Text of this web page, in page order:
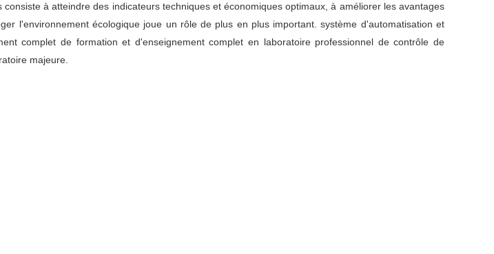
à atteindre des indicateurs techniques et économiques optimaux, à améliorer les avantages
l'environnement écologique joue un rôle de plus en plus important. système d'automatisation et
complet de formation et d'enseignement complet en laboratoire professionnel de contrôle de
majeure.